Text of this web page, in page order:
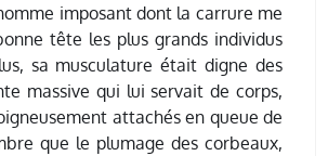
imposant dont la carrure me
tête les plus grands individus
sa musculature était digne des
massive qui lui servait de corps,
attachés en queue de
que le plumage des corbeaux,